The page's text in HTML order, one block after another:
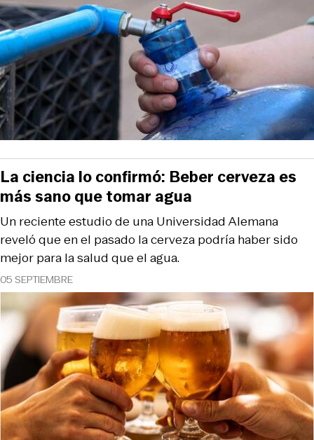
05 SEPTIEMBRE
Un reciente estudio de una Universidad Alemana
reveló que en el pasado la cerveza podría haber sido
mejor para la salud que el agua.
La ciencia lo confirmó: Beber cerveza es
más sano que tomar agua